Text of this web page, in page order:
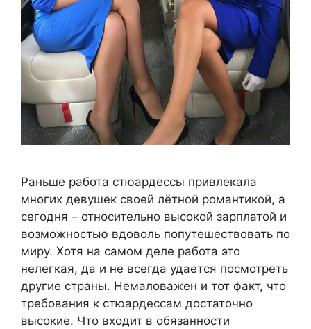
Раньше работа стюардессы привлекала
многих девушек своей лётной романтикой, а
сегодня – относительно высокой зарплатой и
возможностью вдоволь попутешествовать по
миру. Хотя на самом деле работа это
нелегкая, да и не всегда удается посмотреть
другие страны. Немаловажен и тот факт, что
требования к стюардессам достаточно
высокие. Что входит в обязанности